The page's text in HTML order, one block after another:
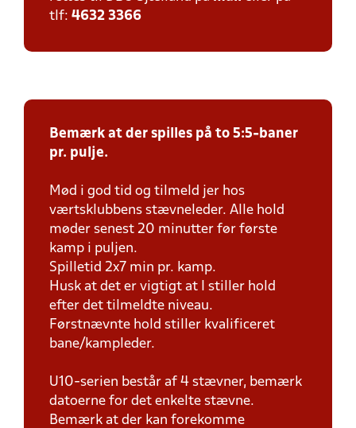
tlf: 4632 3366
Bemærk at der spilles på to 5:5-baner
pr. pulje.
Mød i god tid og tilmeld jer hos
værtsklubbens stævneleder. Alle hold
møder senest 20 minutter før første
kamp i puljen.
Spilletid 2x7 min pr. kamp.
Husk at det er vigtigt at I stiller hold
efter det tilmeldte niveau.
Førstnævnte hold stiller kvalificeret
bane/kampleder.
U10-serien består af 4 stævner, bemærk
datoerne for det enkelte stævne.
Bemærk at der kan forekomme